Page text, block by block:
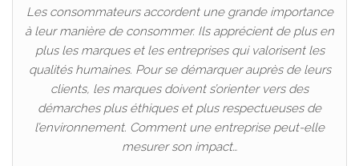
Les consommateurs accordent une grande importance
à leur manière de consommer. Ils apprécient de plus en
plus les marques et les entreprises qui valorisent les
qualités humaines. Pour se démarquer auprès de leurs
clients, les marques doivent s’orienter vers des
démarches plus éthiques et plus respectueuses de
l’environnement. Comment une entreprise peut-elle
mesurer son impact…